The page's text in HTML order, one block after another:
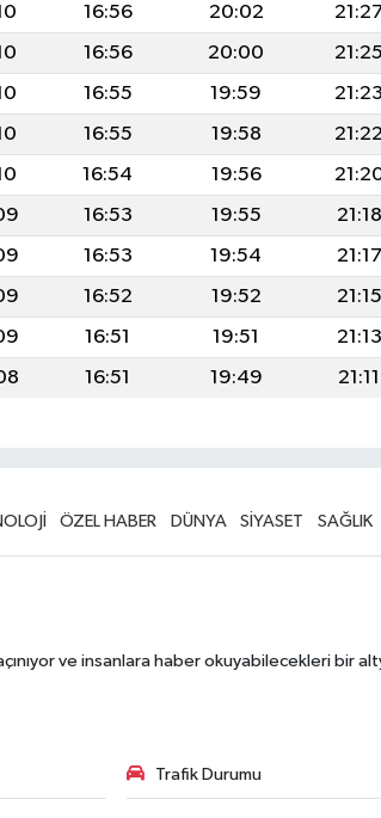
16:56 20:02
16:56 20:00
21:25
16:55 19:59
21:23
16:55 19:58
21:22
16:54 19:56
16:53 19:55
21:18
16:53 19:54
21:17
16:52 19:52
21:15
16:51 19:51
21:13
16:51 19:49 21:11
ÖZEL HABER DÜNYA SİYASET SAĞLIK
ve insanlara haber okuyabilecekleri bir
Trafik Durumu